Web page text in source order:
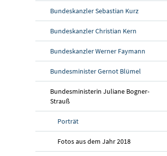
Bundeskanzler Sebastian Kurz
Bundeskanzler Christian Kern
Bundeskanzler Werner Faymann
Bundesminister Gernot Blümel
Bundesministerin Juliane Bogner-
Strauß
Porträt
Fotos aus dem Jahr 2018